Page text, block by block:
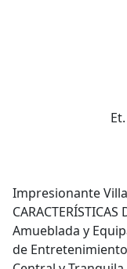
Impresionante
Amueblada y
de